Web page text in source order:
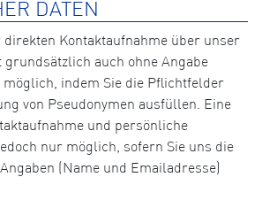
DATEN
Kontaktaufnahme über unser
auch ohne Angabe
indem Sie die Pflichtfelder
von Pseudonymen ausfüllen. Eine
und persönliche
nur möglich, sofern Sie uns die
(Name und Emailadresse)